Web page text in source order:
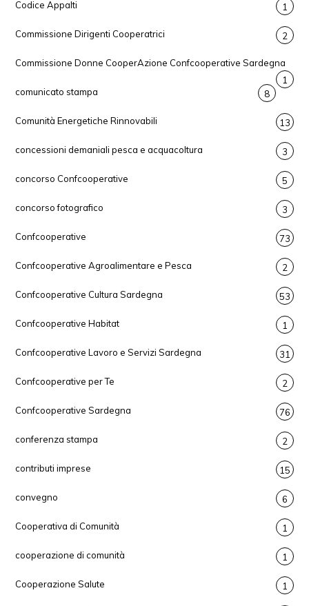
Codice Appalti 1
Commissione Dirigenti Cooperatrici 2
Commissione Donne CooperAzione Confcooperative Sardegna
1
comunicato stampa
8
Comunità Energetiche Rinnovabili 13
concessioni demaniali pesca e acquacoltura 3
concorso Confcooperative 5
concorso fotografico 3
Confcooperative 73
Confcooperative Agroalimentare e Pesca 2
Confcooperative Cultura Sardegna 53
Confcooperative Habitat 1
Confcooperative Lavoro e Servizi Sardegna 31
Confcooperative per Te 2
Confcooperative Sardegna 76
conferenza stampa 2
contributi imprese 15
convegno 6
Cooperativa di Comunità 1
cooperazione di comunità 1
Cooperazione Salute 1